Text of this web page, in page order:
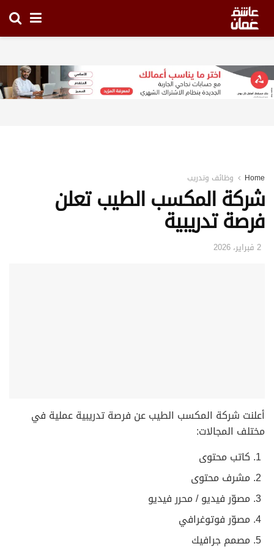
Home وظائف وتدريب
شركة المكسب الطيب تعلن
فرصة تدريبية
2 فبراير، 2026
أعلنت شركة المكسب الطيب عن فرصة تدريبية عملية في
مختلف المجالات:
كاتب محتوى
مشرف محتوى
مصوّر فيديو / محرر فيديو
مصوّر فوتوغرافي
مصمم جرافيك